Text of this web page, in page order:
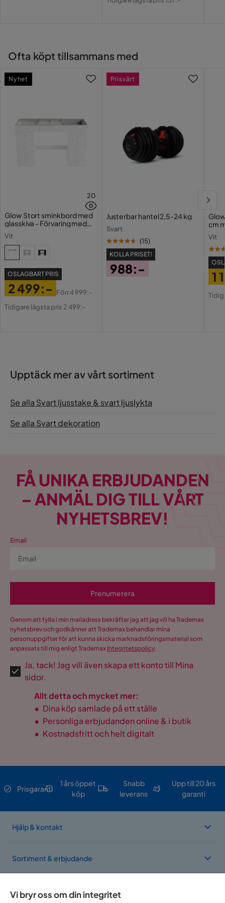
Ofta köpt tillsammans med
20
Glow Stort sminkbord med
glasskiva - Förvaring med
Vit
OSLAGBART PRIS
Pris
2 499:-
Original
Förr4 999:-
Tidigare lägsta pris 2 499:-
Nyhet
Justerbar hantel 2,5-24 kg
Svart
(15)
KOLLA PRISET!
988:-
Prisvärt
cm
Vit
1
Upptäck mer av vårt sortiment
Se alla Svart ljusstake & svart ljuslykta
Se alla Svart dekoration
FÅ UNIKA ERBJUDANDEN
– ANMÄL DIG TILL VÅRT
NYHETSBREV!
Email
Prenumerera
Genom att fylla i min mailadress bekräftar jag att jag vill ha Trademax
nyhetsbrev och godkänner att Trademax behandlar mina
personuppgifter för att kunna skicka marknadsföringsmaterial som
anpassats till mig enligt Trademax Integritetspolicy.
Ja, tack! Jag vill även skapa ett konto till Mina
sidor.
Allt detta och mycket mer:
• Dina köp samlade på ett ställe
• Personliga erbjudanden online & i butik
• Kostnadsfritt och helt digitalt
Prisgaranti
1 års öppet
köp
Snabb
leverans
Upp till 20 års
garanti
Hjälp & kontakt
Sortiment & erbjudande
Vi bryr oss om din integritet